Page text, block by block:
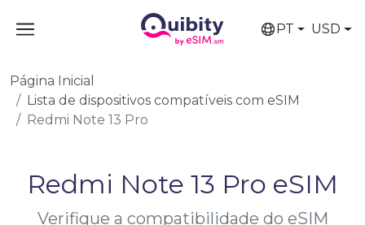
PT USD
Página Inicial
Lista de dispositivos compatíveis com eSIM
Redmi Note 13 Pro
Redmi Note 13 Pro eSIM
Verifique a compatibilidade do eSIM